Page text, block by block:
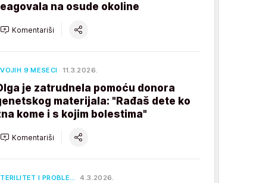
na osude okoline
Komentariši
9 MESECI 11.3.2026.
je zatrudnela pomoću donora
materijala: "Rađaš dete ko
kome i s kojim bolestima"
Komentariši
I PROBLE… 4.3.2026.